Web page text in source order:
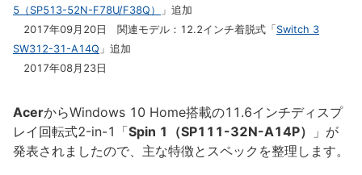
5（SP513-52N-F78U/F38Q）
」追加
2017年09月20日 関連モデル：12.2インチ着脱式「 Switch 3
SW312-31-A14Q 」追加
2017年08月23日
AcerからWindows 10 Home搭載の11.6インチディスプ
レイ回転式2-in-1「Spin 1（SP111-32N-A14P）
」が
発表されましたので、主な特徴とスペックを整理します。